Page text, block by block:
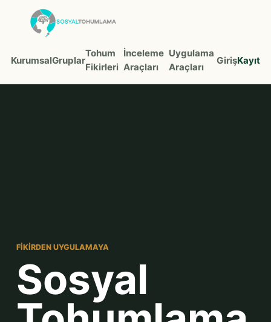
KurumsalGruplar
Tohum
Fikirleri
İnceleme
Araçları
Uygulama
Araçları
GirişKayıt
FIKIRDEN UYGULAMAYA
Sosyal